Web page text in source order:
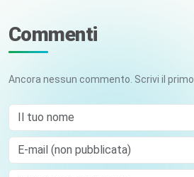
Commenti
Ancora nessun commento. Scrivi il primo.
Il tuo nome
E-mail (non pubblicata)
Comment